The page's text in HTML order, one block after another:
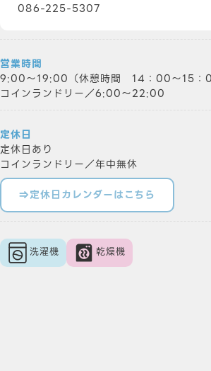
086-225-5307
営業時間
9:00～19:00（休憩時間 14：00～15：
コインランドリー／6:00～22:00
定休日
定休日あり
コインランドリー／年中無休
⇒定休日カレンダーはこちら
洗濯機 乾燥機